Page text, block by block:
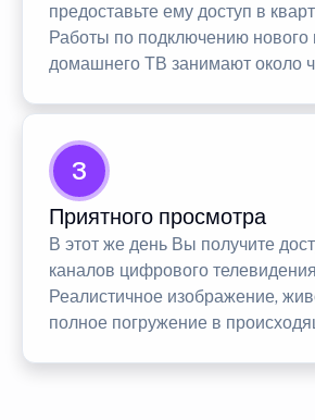
предоставьте ему доступ в
Работы по подключению нового
домашнего ТВ занимают около
3
Приятного просмотра
В этот же день Вы получите
каналов цифрового
Реалистичное изображение,
полное погружение в